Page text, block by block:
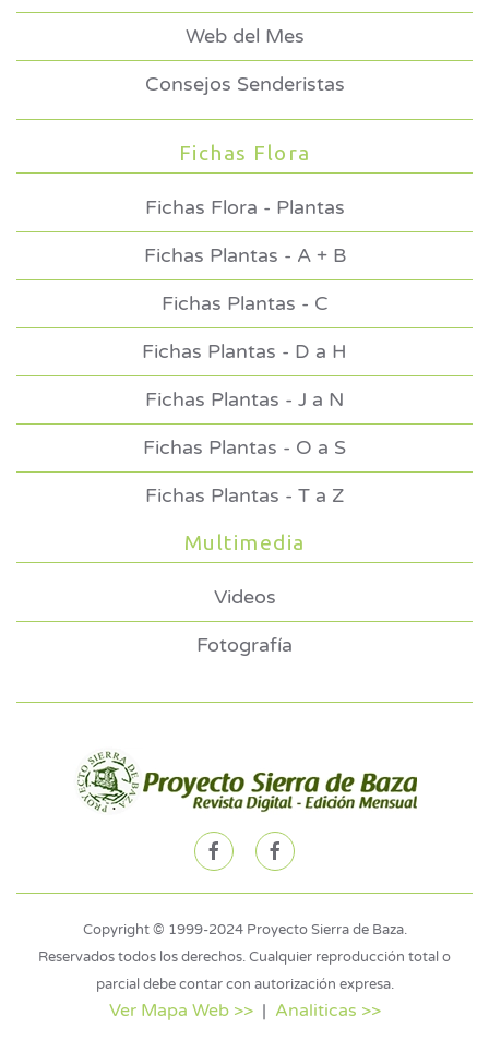
Web del Mes
Consejos Senderistas
Fichas Flora
Fichas Flora - Plantas
Fichas Plantas - A + B
Fichas Plantas - C
Fichas Plantas - D a H
Fichas Plantas - J a N
Fichas Plantas - O a S
Fichas Plantas - T a Z
Multimedia
Videos
Fotografía
Copyright © 1999-2024 Proyecto Sierra de Baza.
Reservados todos los derechos. Cualquier reproducción total o
parcial debe contar con autorización expresa.
Ver Mapa Web >>| Analiticas >>